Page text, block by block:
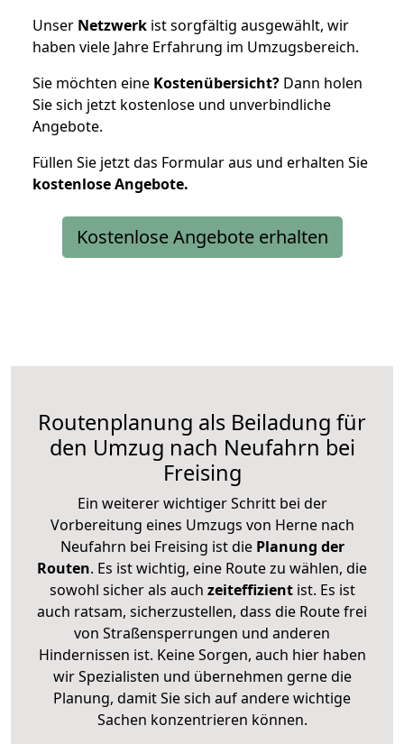
Unser Netzwerk ist sorgfältig ausgewählt, wir
haben viele Jahre Erfahrung im Umzugsbereich.
Sie möchten eine Kostenübersicht? Dann holen
Sie sich jetzt kostenlose und unverbindliche
Angebote.
Füllen Sie jetzt das Formular aus und erhalten Sie
kostenloseAngebote.
Kostenlose Angebote erhalten
Routenplanung als Beiladung für
den Umzug nach Neufahrn bei
Freising
Ein weiterer wichtiger Schritt bei der
Vorbereitung eines Umzugs von Herne nach
Neufahrn bei Freising ist diePlanung der
Routen. Es ist wichtig, eine Route zu wählen, die
sowohl sicher als auch zeiteffizientist. Es ist
auch ratsam, sicherzustellen, dass die Route frei
von Straßensperrungen und anderen
Hindernissen ist. Keine Sorgen, auch hier haben
wir Spezialisten und übernehmen gerne die
Planung, damit Sie sich auf andere wichtige
Sachen konzentrieren können.